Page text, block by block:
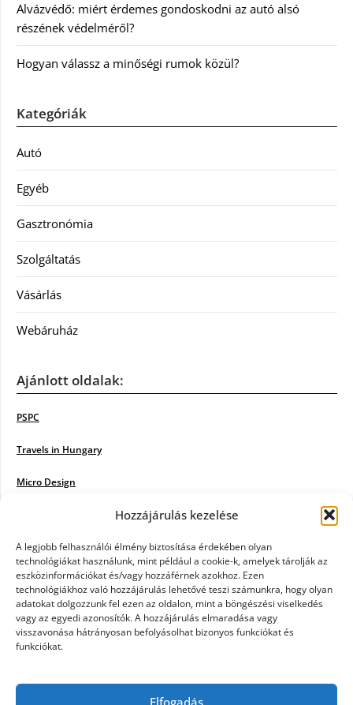
Hozzájárulás kezelése
A legjobb felhasználói élmény biztosítása érdekében olyan
technológiákat használunk, mint például a cookie-k, amelyek tárolják az
eszközinformációkat és/vagy hozzáférnek azokhoz. Ezen
technológiákhoz való hozzájárulás lehetővé teszi számunkra, hogy olyan
adatokat dolgozzunk fel ezen az oldalon, mint a böngészési viselkedés
vagy az egyedi azonosítók. A hozzájárulás elmaradása vagy
visszavonása hátrányosan befolyásolhat bizonyos funkciókat és
funkciókat.
Elfogadás
Alvázvédő: miért érdemes gondoskodni az autó alsó
részének védelméről?
Hogyan válassz a minőségi rumok közül?
Kategóriák
Autó
Egyéb
Gasztronómia
Szolgáltatás
Vásárlás
Webáruház
Ajánlott oldalak:
PSPC
Travels in Hungary
Micro Design
Poiwiki
Öntözőrendszer
Jazz Steps
Unicorn Multipro